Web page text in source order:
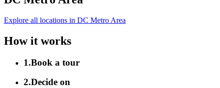
Explore all locations in DC Metro Area
How it works
1.Book a tour
2.Decide on